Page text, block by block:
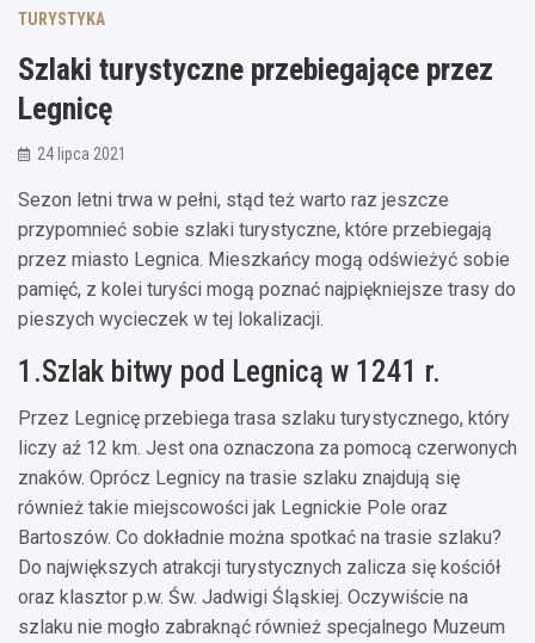
TURYSTYKA
Szlaki turystyczne przebiegające przez
Legnicę
24 lipca 2021
Sezon letni trwa w pełni, stąd też warto raz jeszcze
przypomnieć sobie szlaki turystyczne, które przebiegają
przez miasto Legnica. Mieszkańcy mogą odświeżyć sobie
pamięć, z kolei turyści mogą poznać najpiękniejsze trasy do
pieszych wycieczek w tej lokalizacji.
1.Szlak bitwy pod Legnicą w 1241 r.
Przez Legnicę przebiega trasa szlaku turystycznego, który
liczy aź 12 km. Jest ona oznaczona za pomocą czerwonych
znaków. Oprócz Legnicy na trasie szlaku znajdują się
również takie miejscowości jak Legnickie Pole oraz
Bartoszów. Co dokładnie można spotkać na trasie szlaku?
Do największych atrakcji turystycznych zalicza się kościół
oraz klasztor p.w. Św. Jadwigi Śląskiej. Oczywiście na
szlaku nie mogło zabraknąć również specjalnego Muzeum